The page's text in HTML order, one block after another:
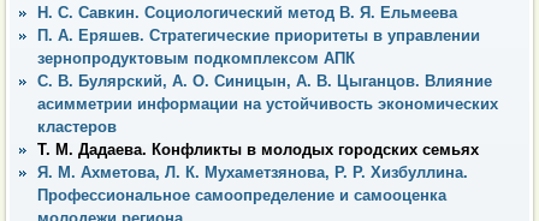
Н. С. Савкин. Социологический метод В. Я. Ельмеева
П. А. Еряшев. Стратегические приоритеты в управлении
зернопродуктовым подкомплексом АПК
С. В. Булярский, А. О. Синицын, А. В. Цыганцов. Влияние
асимметрии информации на устойчивость экономических
кластеров
Т. М. Дадаева. Конфликты в молодых городских семьях
Я. М. Ахметова, Л. К. Мухаметзянова, Р. Р. Хизбуллина.
Профессиональное самоопределение и самооценка
молодежи региона